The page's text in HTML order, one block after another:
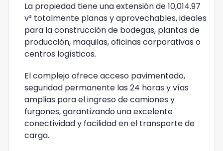
La propiedad tiene una extensión de 10,014.97
v² totalmente planas y aprovechables, ideales
para la construcción de bodegas, plantas de
producción, maquilas, oficinas corporativas o
centros logísticos.
El complejo ofrece acceso pavimentado,
seguridad permanente las 24 horas y vías
amplias para el ingreso de camiones y
furgones, garantizando una excelente
conectividad y facilidad en el transporte de
carga.